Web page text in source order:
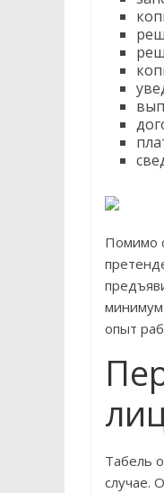
Помимо
опыт
Табель
случае.